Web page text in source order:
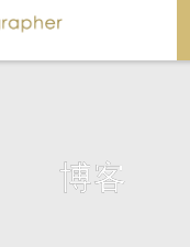
博客